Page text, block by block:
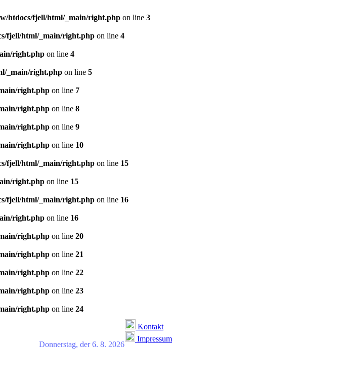
htdocs/fjell/html/_main/right.php on line 3
fjell/html/_main/right.php on line 4
right.php on line 4
_main/right.php on line 5
right.php on line 7
right.php on line 8
right.php on line 9
right.php on line 10
fjell/html/_main/right.php on line 15
right.php on line 15
fjell/html/_main/right.php on line 16
right.php on line 16
right.php on line 20
right.php on line 21
right.php on line 22
right.php on line 23
right.php on line 24
Donnerstag, der 6. 8. 2026
Kontakt
Impressum